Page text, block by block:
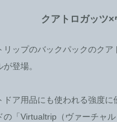
クアトロガッツ
リップのバックパックのク
登場。
ドア用品にも使われる強度
「Virtualtrip（ヴァーチャル